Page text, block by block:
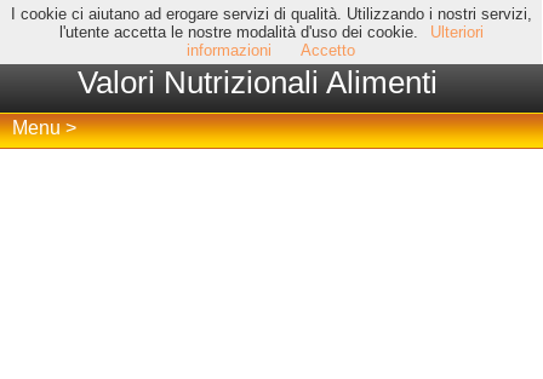
I cookie ci aiutano ad erogare servizi di qualità. Utilizzando i nostri servizi,
l'utente accetta le nostre modalità d'uso dei cookie.
Ulteriori
informazioni
Accetto
Valori Nutrizionali Alimenti
Menu >